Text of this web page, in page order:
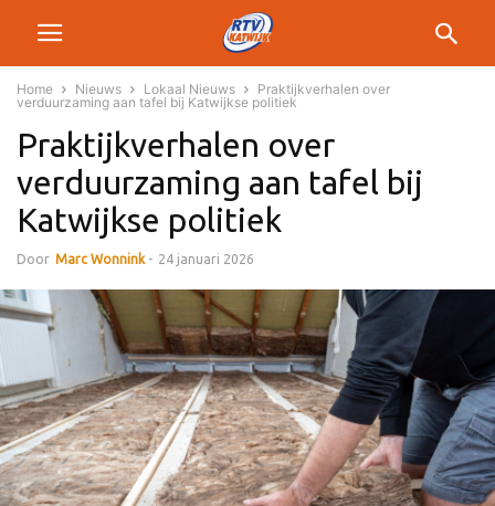
Home Nieuws Lokaal Nieuws
Praktijkverhalen over
verduurzaming aan tafel bij Katwijkse politiek
Praktijkverhalen over
verduurzaming aan tafel bij
Katwijkse politiek
Door Marc Wonnink - 24 januari 2026